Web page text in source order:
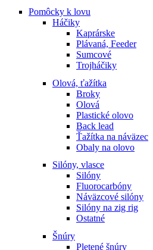
Pomôcky k lovu
Háčiky
Kaprárske
Plávaná, Feeder
Sumcové
Trojháčiky
Olová, ťažítka
Broky
Olová
Plastické olovo
Back lead
Ťažítka na náväzec
Obaly na olovo
Silóny, vlasce
Silóny
Fluorocarbóny
Náväzcové silóny
Silóny na zig rig
Ostatné
Šnúry
Pletené šnúry